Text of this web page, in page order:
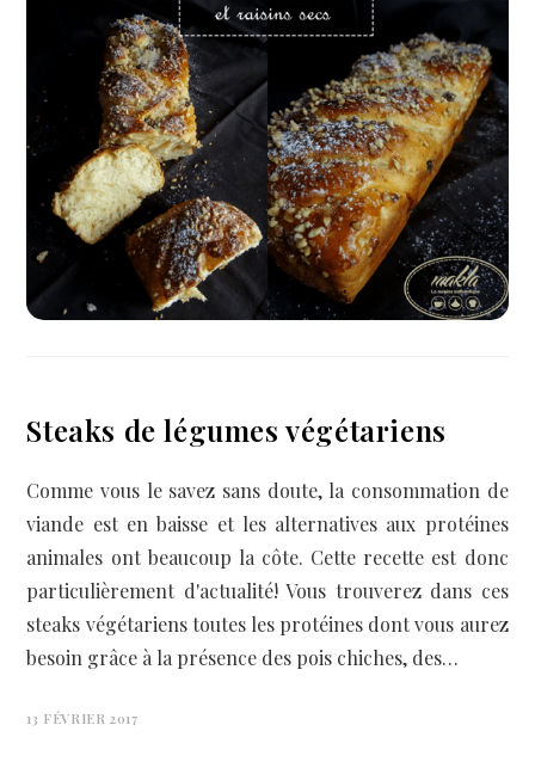
Steaks de légumes végétariens
Comme vous le savez sans doute, la consommation de
viande est en baisse et les alternatives aux protéines
animales ont beaucoup la côte. Cette recette est donc
particulièrement d'actualité! Vous trouverez dans ces
steaks végétariens toutes les protéines dont vous aurez
besoin grâce à la présence des pois chiches, des…
13 FÉVRIER 2017